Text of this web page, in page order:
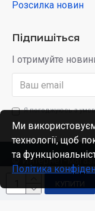
КУПИТИ
Розсилка новин
Підпишіться
І отримуйте
Я погоджуюсь з
© Интернет-
Ми
технології, щоб
та
Політика